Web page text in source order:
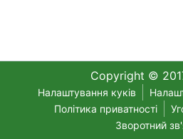
Copyright ©
Налаштування куків
Політика приватності
Зворотний